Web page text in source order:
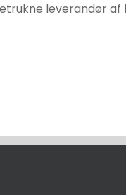
leverandør af